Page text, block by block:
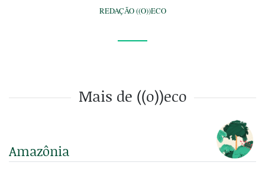
REDAÇÃO ((O))ECO
Mais de ((o))eco
Amazônia